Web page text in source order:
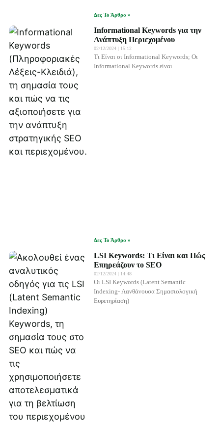
Δες Το Άρθρο »
Informational Keywords για την
Ανάπτυξη Περιεχομένου
02/12/2024 15:12
Τι Είναι οι Informational Keywords; Οι
Informational Keywords είναι
Δες Το Άρθρο »
LSI Keywords: Τι Είναι και Πώς
Επηρεάζουν το SEO
02/12/2024 14:48
Οι LSI Keywords (Latent Semantic
Indexing- Λανθάνουσα Σημασιολογική
Ευρετηρίαση)